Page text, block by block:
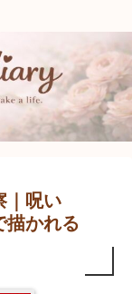
｜呪い
描かれる